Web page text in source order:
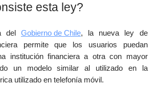
esta ley?
del Gobierno de Chile, la nueva ley de
permite que los usuarios puedan
institución financiera a otra con mayor
un modelo similar al utilizado en la
utilizado en telefonía móvil.